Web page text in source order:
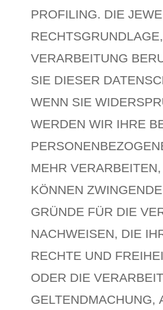
PROFILING. DIE
VERARBEITUNG
SIE DIESER
WENN SIE
WERDEN WIR IHRE
MEHR
KÖNNEN
GRÜNDE FÜR DIE
NACHWEISEN, DIE
RECHTE UND
ODER DIE
GELTENDMACHUNG,